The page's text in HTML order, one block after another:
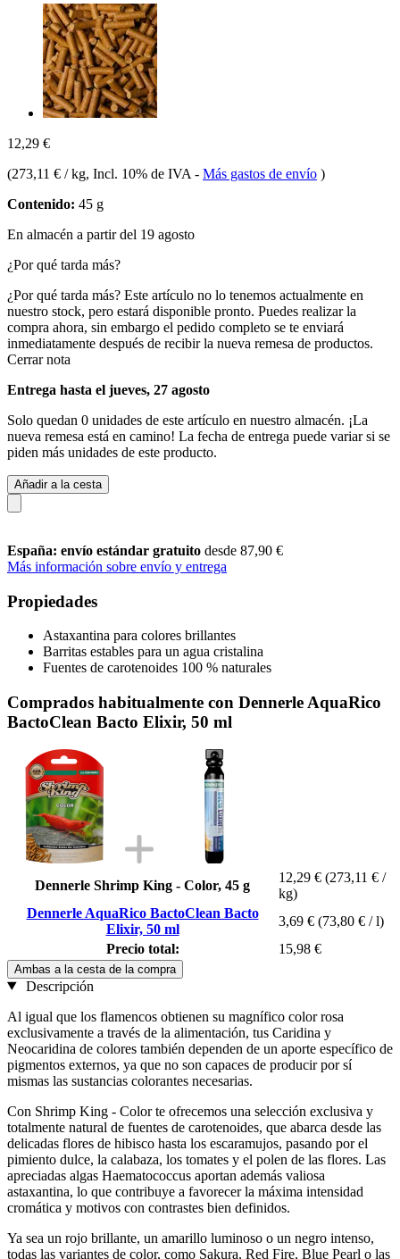
12,29 €
(273,11 € / kg, Incl. 10% de IVA - Más gastos de envío )
Contenido: 45 g
En almacén a partir del 19 agosto
¿Por qué tarda más?
¿Por qué tarda más? Este artículo no lo tenemos actualmente en
nuestro stock, pero estará disponible pronto. Puedes realizar la
compra ahora, sin embargo el pedido completo se te enviará
inmediatamente después de recibir la nueva remesa de productos.
Cerrar nota
Entrega hasta el jueves, 27 agosto
Solo quedan 0 unidades de este artículo en nuestro almacén. ¡La
nueva remesa está en camino! La fecha de entrega puede variar si se
piden más unidades de este producto.
Añadir a la cesta
España: envío estándar gratuito desde 87,90 €
Más información sobre envío y entrega
Propiedades
Astaxantina para colores brillantes
Barritas estables para un agua cristalina
Fuentes de carotenoides 100 % naturales
Comprados habitualmente con Dennerle AquaRico
BactoClean Bacto Elixir, 50 ml
Dennerle Shrimp King - Color, 45 g
12,29 € (273,11 € /
kg)
Dennerle AquaRico BactoClean Bacto
Elixir, 50 ml
3,69 € (73,80 € / l)
Precio total:
15,98 €
Ambas a la cesta de la compra
Descripción
Al igual que los flamencos obtienen su magnífico color rosa
exclusivamente a través de la alimentación, tus Caridina y
Neocaridina de colores también dependen de un aporte específico de
pigmentos externos, ya que no son capaces de producir por sí
mismas las sustancias colorantes necesarias.
Con Shrimp King - Color te ofrecemos una selección exclusiva y
totalmente natural de fuentes de carotenoides, que abarca desde las
delicadas flores de hibisco hasta los escaramujos, pasando por el
pimiento dulce, la calabaza, los tomates y el polen de las flores. Las
apreciadas algas Haematococcus aportan además valiosa
astaxantina, lo que contribuye a favorecer la máxima intensidad
cromática y motivos con contrastes bien definidos.
Ya sea un rojo brillante, un amarillo luminoso o un negro intenso,
todas las variantes de color, como Sakura, Red Fire, Blue Pearl o las